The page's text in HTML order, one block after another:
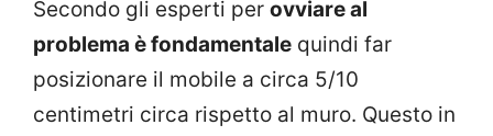
Secondo gli esperti per ovviare al
problema è fondamentale quindi far
posizionare il mobile a circa 5/10
centimetri circa rispetto al muro. Questo in